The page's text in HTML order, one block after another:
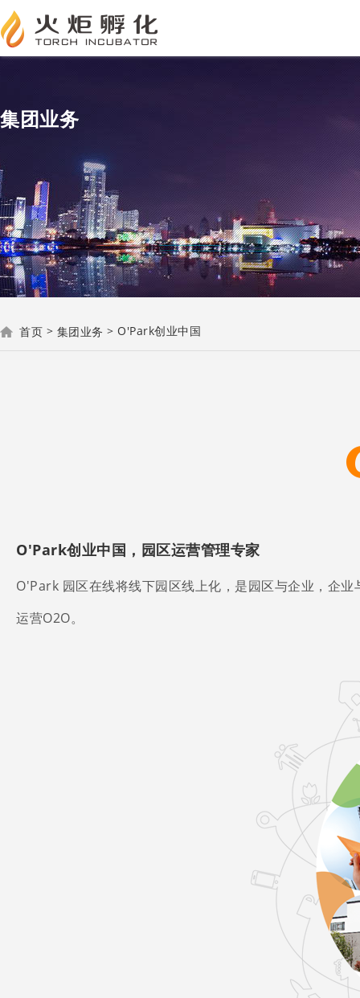
集团业务
首页 > 集团业务 > O′Park创业中国
O′Park创业中国，园区运营管理专家
O'Park 园区在线将线下园区线上化，是园区与企业，企
运营O2O。